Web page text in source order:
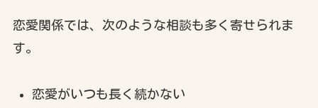
恋愛関係では、次のような相談も多く寄せられま
す。
恋愛がいつも長く続かない